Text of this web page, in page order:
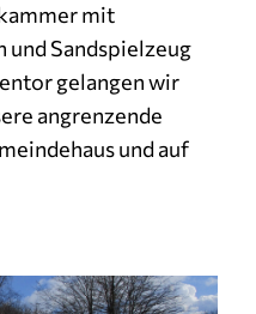
mit
und Sandspielzeug
gelangen wir
angrenzende
und auf